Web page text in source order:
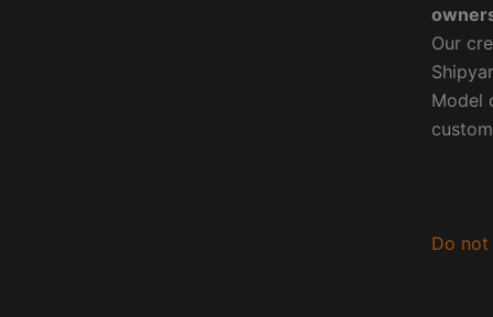
Our
Model
Do